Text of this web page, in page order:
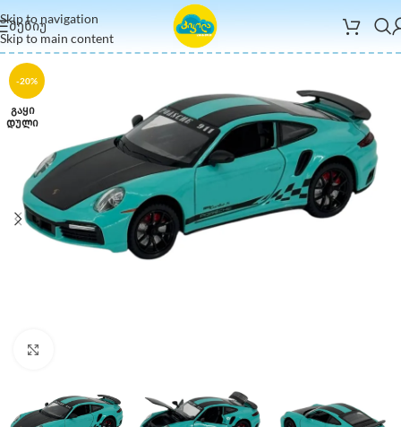
Skip to navigation
Skip to main content
ᲛᲔᲜᲘᲣ
-20%
ᲒᲐᲧᲘ
ᲓᲣᲚᲘ